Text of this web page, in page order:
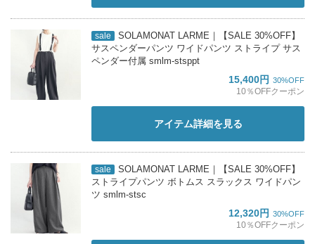
sale
SOLAMONAT LARME｜【SALE 30%OFF】
サスペンダーパンツ ワイドパンツ ストライプ サス
ペンダー付属 smlm-stsppt
15,400円 30%OFF
10％OFFクーポン
アイテム詳細を見る
sale
SOLAMONAT LARME｜【SALE 30%OFF】
ストライプパンツ ボトムス スラックス ワイドパン
ツ smlm-stsc
12,320円 30%OFF
10％OFFクーポン